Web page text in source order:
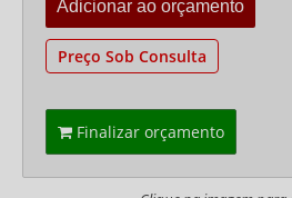
Preço Sob Consulta
Finalizar orçamento